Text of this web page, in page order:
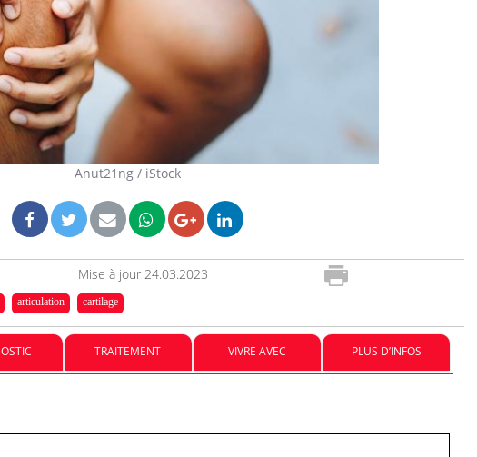
Anut21ng / iStock
Mise à jour 24.03.2023
articulation cartilage
TRAITEMENT VIVRE AVEC PLUS D’INFOS
La sieste empêche-t-elle de
dormir la nuit ? le risque de noyade
grimpe-t-il ?